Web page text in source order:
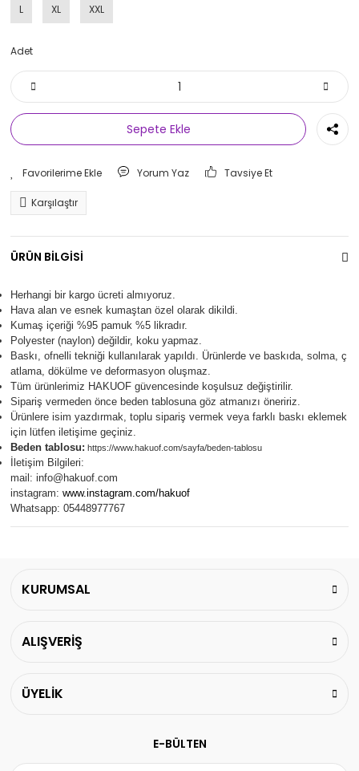
L XL XXL
Adet
Sepete Ekle
Yorum Yaz Tavsiye Et
Karşılaştır
ÜRÜN BİLGİSİ
Herhangi bir kargo ücreti almıyoruz.
Hava alan ve esnek kumaştan özel olarak dikildi.
Kumaş içeriği %95 pamuk %5 likradır.
Polyester (naylon) değildir, koku yapmaz.
Baskı, ofnelli tekniği kullanılarak yapıldı. Ürünlerde ve baskıda, solma, ç
atlama, dökülme ve deformasyon oluşmaz.
Tüm ürünlerimiz HAKUOF güvencesinde koşulsuz değiştirilir.
Sipariş vermeden önce beden tablosuna göz atmanızı öneririz.
Ürünlere isim yazdırmak, toplu sipariş vermek veya farklı baskı eklemek
için lütfen iletişime geçiniz.
Beden tablosu: https://www.hakuof.com/sayfa/beden-tablosu
İletişim Bilgileri:
mail: info@hakuof.com
instagram: www.instagram.com/hakuof
Whatsapp: 05448977767
KURUMSAL
ALIŞVERİŞ
ÜYELİK
E-BÜLTEN